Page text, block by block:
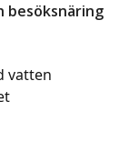
besöksnäring
vatten